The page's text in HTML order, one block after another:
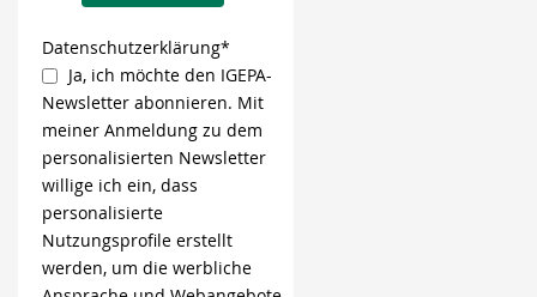
Datenschutzerklärung*
Ja, ich möchte den IGEPA-
Newsletter abonnieren. Mit
meiner Anmeldung zu dem
personalisierten Newsletter
willige ich ein, dass
personalisierte
Nutzungsprofile erstellt
werden, um die werbliche